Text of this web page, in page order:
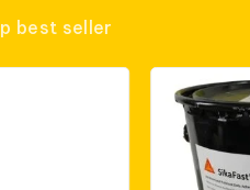
best seller